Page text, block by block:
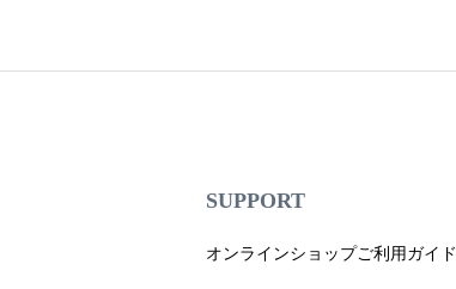
SUPPORT
オンラインショップご利用ガイド